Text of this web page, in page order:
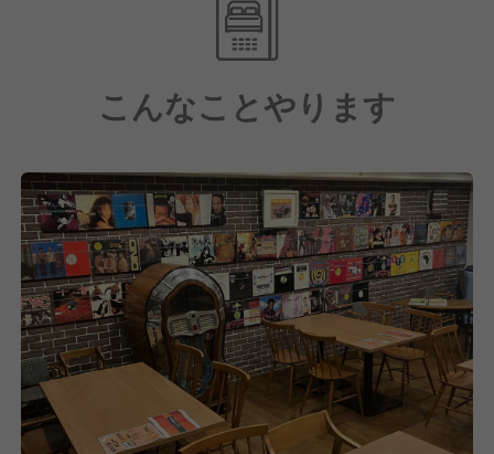
こんなことやります